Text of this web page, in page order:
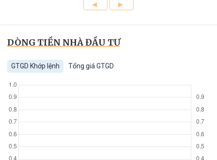
DÒNG TIỀN NHÀ ĐẦU TƯ
GTGD Khớp lệnh Tổng giá GTGD